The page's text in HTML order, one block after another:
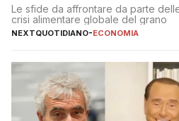
Le sfide da affrontare da parte
crisi alimentare globale del grano
NEXTQUOTIDIANO-ECONOMIA